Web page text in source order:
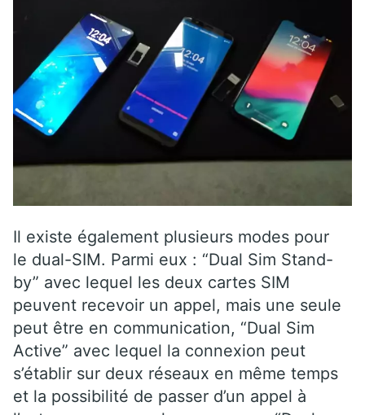
Il existe également plusieurs modes pour
le dual-SIM. Parmi eux : “Dual Sim Stand-
by” avec lequel les deux cartes SIM
peuvent recevoir un appel, mais une seule
peut être en communication, “Dual Sim
Active” avec lequel la connexion peut
s’établir sur deux réseaux en même temps
et la possibilité de passer d’un appel à